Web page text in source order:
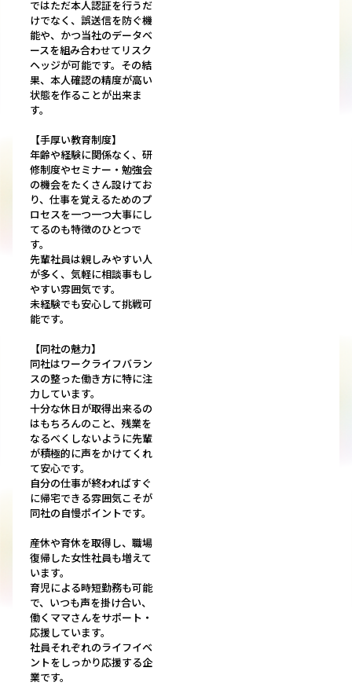
ではただ本人認証を行うだ
けでなく、誤送信を防ぐ機
能や、かつ当社のデータベ
ースを組み合わせてリスク
ヘッジが可能です。その結
果、本人確認の精度が高い
状態を作ることが出来ま
す。
【手厚い教育制度】
年齢や経験に関係なく、研
修制度やセミナー・勉強会
の機会をたくさん設けてお
り、仕事を覚えるためのプ
ロセスを一つ一つ大事にし
てるのも特徴のひとつで
す。
先輩社員は親しみやすい人
が多く、気軽に相談事もし
やすい雰囲気です。
未経験でも安心して挑戦可
能です。
【同社の魅力】
同社はワークライフバラン
スの整った働き方に特に注
力しています。
十分な休日が取得出来るの
はもちろんのこと、残業を
なるべくしないように先輩
が積極的に声をかけてくれ
て安心です。
自分の仕事が終わればすぐ
に帰宅できる雰囲気こそが
同社の自慢ポイントです。
産休や育休を取得し、職場
復帰した女性社員も増えて
います。
育児による時短勤務も可能
で、いつも声を掛け合い、
働くママさんをサポート・
応援しています。
社員それぞれのライフイベ
ントをしっかり応援する企
業です。